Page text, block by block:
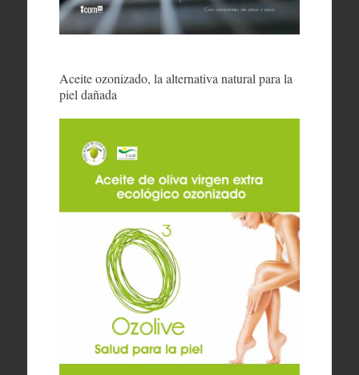
Aceite ozonizado, la alternativa natural para la
piel dañada